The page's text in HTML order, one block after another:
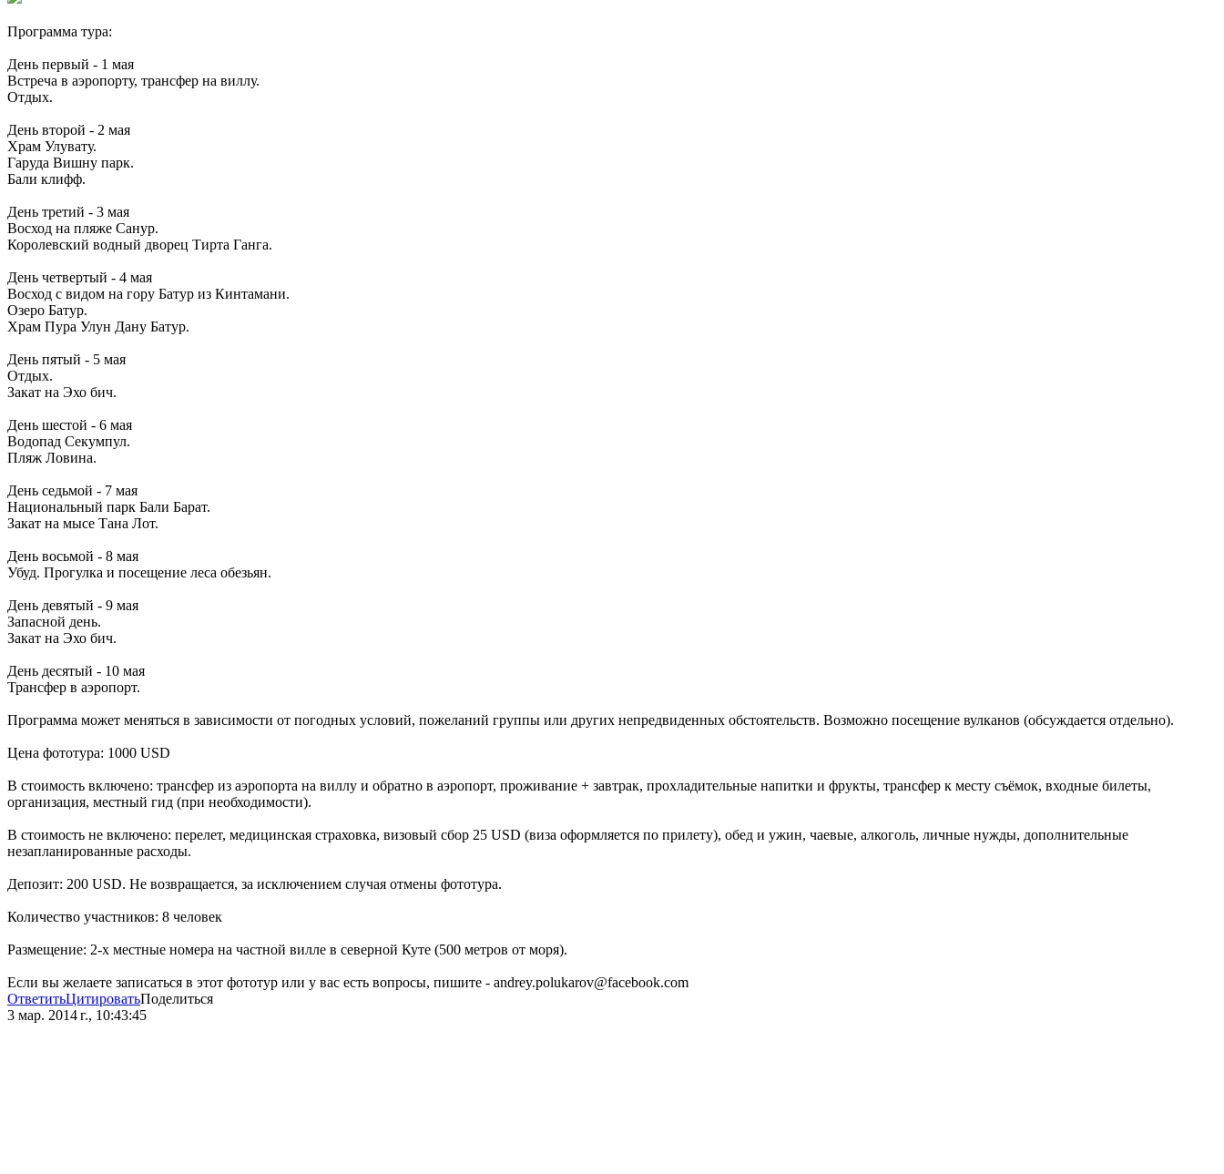
Программа тура:
День первый - 1 мая
Встреча в аэропорту, трансфер на виллу.
Отдых.
День второй - 2 мая
Храм Улувату.
Гаруда Вишну парк.
Бали клифф.
День третий - 3 мая
Восход на пляже Санур.
Королевский водный дворец Тирта Ганга.
День четвертый - 4 мая
Восход с видом на гору Батур из Кинтамани.
Озеро Батур.
Храм Пура Улун Дану Батур.
День пятый - 5 мая
Отдых.
Закат на Эхо бич.
День шестой - 6 мая
Водопад Секумпул.
Пляж Ловина.
День седьмой - 7 мая
Национальный парк Бали Барат.
Закат на мысе Тана Лот.
День восьмой - 8 мая
Убуд. Прогулка и посещение леса обезьян.
День девятый - 9 мая
Запасной день.
Закат на Эхо бич.
День десятый - 10 мая
Трансфер в аэропорт.
Программа может меняться в зависимости от погодных условий, пожеланий группы или других непредвиденных обстоятельств. Возможно посещение вулканов (обсуждается отдельно).
Цена фототура: 1000 USD
В стоимость включено: трансфер из аэропорта на виллу и обратно в аэропорт, проживание + завтрак, прохладительные напитки и фрукты, трансфер к месту съёмок, входные билеты,
организация, местный гид (при необходимости).
В стоимость не включено: перелет, медицинская страховка, визовый сбор 25 USD (виза оформляется по прилету), обед и ужин, чаевые, алкоголь, личные нужды, дополнительные
незапланированные расходы.
Депозит: 200 USD. Не возвращается, за исключением случая отмены фототура.
Количество участников: 8 человек
Размещение: 2-х местные номера на частной вилле в северной Куте (500 метров от моря).
Если вы желаете записаться в этот фототур или у вас есть вопросы, пишите - andrey.polukarov@facebook.com
ОтветитьЦитироватьПоделиться
3 мар. 2014 г., 10:43:45